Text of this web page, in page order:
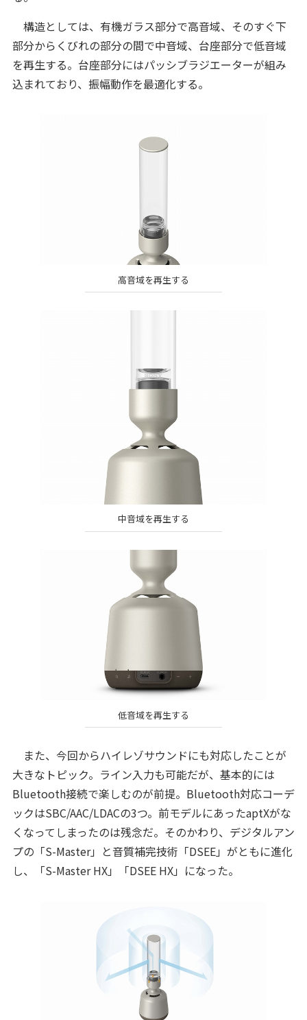
構造としては、有機ガラス部分で高音域、そのすぐ下
部分からくびれの部分の間で中音域、台座部分で低音域
を再生する。台座部分にはパッシブラジエーターが組み
込まれており、振幅動作を最適化する。
高音域を再生する
中音域を再生する
低音域を再生する
また、今回からハイレゾサウンドにも対応したことが
大きなトピック。ライン入力も可能だが、基本的には
Bluetooth接続で楽しむのが前提。Bluetooth対応コーデ
ックはSBC/AAC/LDACの3つ。前モデルにあったaptXがな
くなってしまったのは残念だ。そのかわり、デジタルアン
プの「S-Master」と音質補完技術「DSEE」がともに進化
し、「S-Master HX」「DSEE HX」になった。